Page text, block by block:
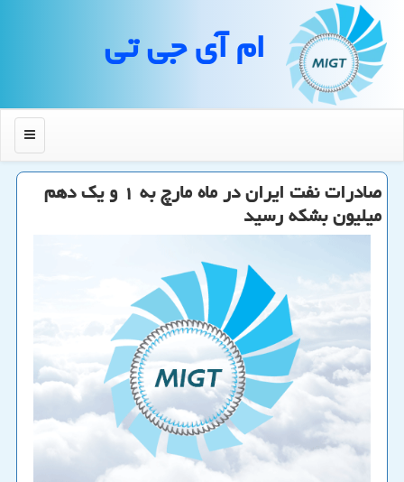
ام آی جی تی
منو
صادرات نفت ایران در ماه مارچ به ۱ و یك دهم
میلیون بشكه رسید